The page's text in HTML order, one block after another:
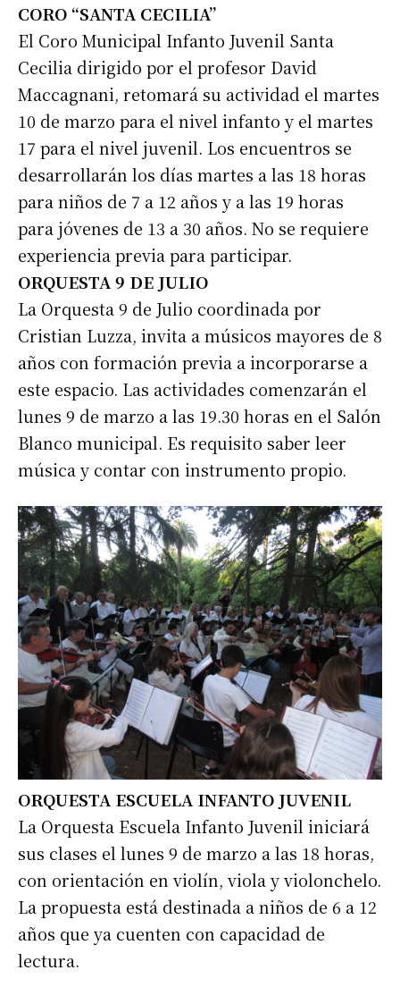
CORO “SANTA CECILIA”
El Coro Municipal Infanto Juvenil Santa
Cecilia dirigido por el profesor David
Maccagnani, retomará su actividad el martes
10 de marzo para el nivel infanto y el martes
17 para el nivel juvenil. Los encuentros se
desarrollarán los días martes a las 18 horas
para niños de 7 a 12 años y a las 19 horas
para jóvenes de 13 a 30 años. No se requiere
experiencia previa para participar.
ORQUESTA 9 DE JULIO
La Orquesta 9 de Julio coordinada por
Cristian Luzza, invita a músicos mayores de 8
años con formación previa a incorporarse a
este espacio. Las actividades comenzarán el
lunes 9 de marzo a las 19.30 horas en el Salón
Blanco municipal. Es requisito saber leer
música y contar con instrumento propio.
ORQUESTA ESCUELA INFANTO JUVENIL
La Orquesta Escuela Infanto Juvenil iniciará
sus clases el lunes 9 de marzo a las 18 horas,
con orientación en violín, viola y violonchelo.
La propuesta está destinada a niños de 6 a 12
años que ya cuenten con capacidad de
lectura.